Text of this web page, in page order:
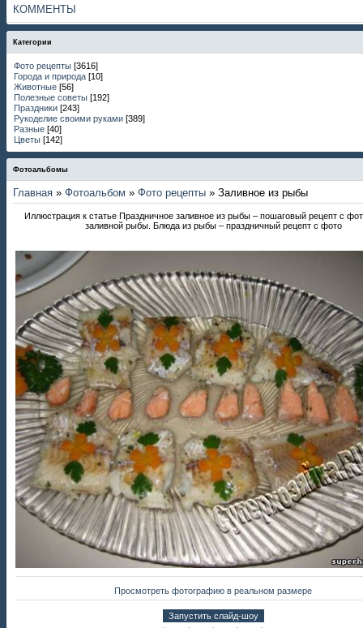
КОММЕНТЫ
Категории
Фото рецепты [3616]
Города и природа [10]
Животные [56]
Полезные советы [192]
Праздники [243]
Рукоделие своими руками [389]
Разные [40]
Цветы [142]
Фотоальбомы
Главная » Фотоальбом » Фото рецепты » Заливное из рыбы
Иллюстрация к статье Праздничное заливное из рыбы – пошаговый рецепт с
заливной рыбы. Блюда из рыбы – праздничный рецепт с фото
Просмотреть фотографию в реальном размере